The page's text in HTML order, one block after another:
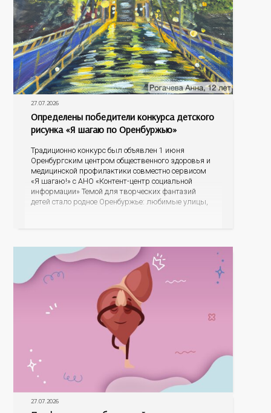
27.07.2026
Определены победители конкурса детского
рисунка «Я шагаю по Оренбуржью»
Традиционно конкурс был объявлен 1 июня
Оренбургским центром общественного здоровья и
медицинской профилактики совместно сервисом
«Я шагаю!» с АНО «Контент-центр социальной
информации» Темой для творческих фантазий
детей стало родное Оренбуржье: любимые улицы,
27.07.2026